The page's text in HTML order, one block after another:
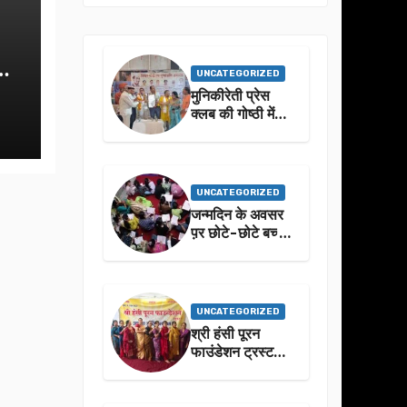
UNCATEGORIZED
मुनिकीरेती प्रेस
क्लब की गोष्ठी में
UNCATEGORIZED
जन्मदिन के अवसर
प़र छोटे-छोटे बच्चो
UNCATEGORIZED
श्री हंसी पूरन
फाउंडेशन ट्रस्ट